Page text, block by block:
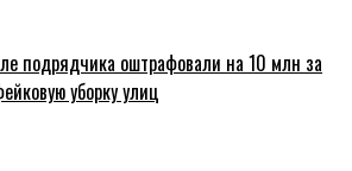
подрядчика оштрафовали на 10 млн за
уборку улиц